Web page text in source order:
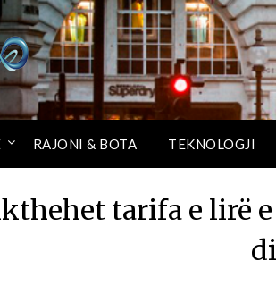
RAJONI & BOTA TEKNOLOGJI
tarifa e lirë